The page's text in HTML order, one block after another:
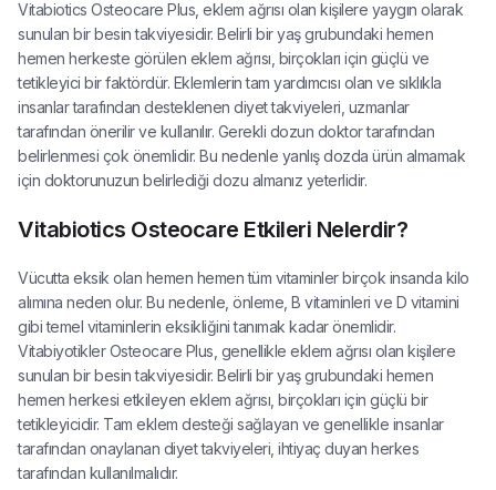
Vitabiotics Osteocare Plus, eklem ağrısı olan kişilere yaygın olarak
sunulan bir besin takviyesidir. Belirli bir yaş grubundaki hemen
hemen herkeste görülen eklem ağrısı, birçokları için güçlü ve
tetikleyici bir faktördür. Eklemlerin tam yardımcısı olan ve sıklıkla
insanlar tarafından desteklenen diyet takviyeleri, uzmanlar
tarafından önerilir ve kullanılır. Gerekli dozun doktor tarafından
belirlenmesi çok önemlidir. Bu nedenle yanlış dozda ürün almamak
için doktorunuzun belirlediği dozu almanız yeterlidir.
Vitabiotics Osteocare Etkileri Nelerdir?
Vücutta eksik olan hemen hemen tüm vitaminler birçok insanda kilo
alımına neden olur. Bu nedenle, önleme, B vitaminleri ve D vitamini
gibi temel vitaminlerin eksikliğini tanımak kadar önemlidir.
Vitabiyotikler Osteocare Plus, genellikle eklem ağrısı olan kişilere
sunulan bir besin takviyesidir. Belirli bir yaş grubundaki hemen
hemen herkesi etkileyen eklem ağrısı, birçokları için güçlü bir
tetikleyicidir. Tam eklem desteği sağlayan ve genellikle insanlar
tarafından onaylanan diyet takviyeleri, ihtiyaç duyan herkes
tarafından kullanılmalıdır.